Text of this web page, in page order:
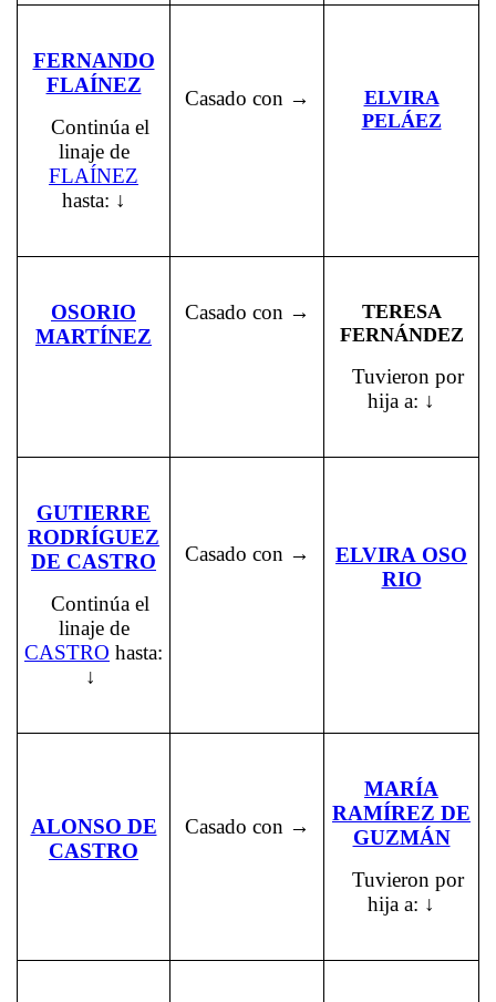
FERNANDO
FLAÍNEZ
Continúa el
linaje de
FLAÍNEZ
hasta: ↓
Casado con →
ELVIRA
PELÁEZ
OSORIO
MARTÍNEZ
Casado con →
TERESA
FERNÁNDEZ
Tuvieron por
hija a: ↓
GUTIERRE
RODRÍGUEZ
DE CASTRO
Continúa el
linaje de
CASTRO hasta:
↓
Casado con →
ELVIRA OSO
RIO
ALONSO DE
CASTRO
Casado con →
MARÍA
RAMÍREZ DE
GUZMÁN
Tuvieron por
hija a: ↓